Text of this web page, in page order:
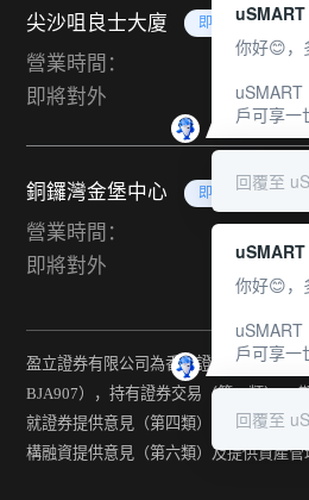
尖沙咀良士大廈 即將對外
營業時間：
即將對外
銅鑼灣金堡中心 即將對外
營業時間：
即將對外
盈立證券有限公司為香港證監會持牌法團
BJA907），持有證券交易（第一類） 、
就證券提供意見（第四類） 、就期貨合約
構融資提供意見（第六類）及提供資產
你好😊，
uSMART
戶可享一
回覆至
你好😊，
uSMART
戶可享一
回覆至